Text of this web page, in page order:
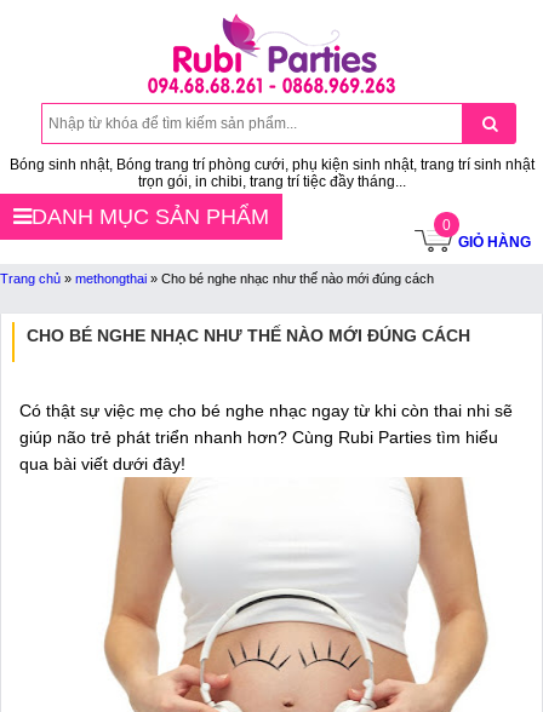
Bóng sinh nhật, Bóng trang trí phòng cưới, phụ kiện sinh nhật, trang trí sinh nhật
trọn gói, in chibi, trang trí tiệc đầy tháng...
0
GIỎ HÀNG
DANH MỤC SẢN PHẨM
Trang chủ » methongthai » Cho bé nghe nhạc như thế nào mới đúng cách
CHO BÉ NGHE NHẠC NHƯ THẾ NÀO MỚI ĐÚNG CÁCH
Có thật sự việc mẹ cho bé nghe nhạc ngay từ khi còn thai nhi sẽ
giúp não trẻ phát triển nhanh hơn? Cùng Rubi Parties tìm hiểu
qua bài viết dưới đây!